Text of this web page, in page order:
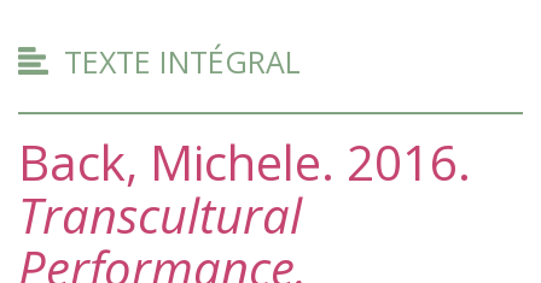
TEXTE INTÉGRAL
Back, Michele. 2016.
Transcultural
Performance.